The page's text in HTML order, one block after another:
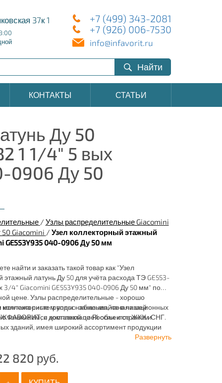
37к 1
+7 (499) 343-2081
+7 (926) 006-7530
info@infavorit.ru
Найти
КОНТАКТЫ СТАТЬИ
Ду 50
1 1/4" 5 вых
0906 Ду 50
/ Узлы распределительные Giacomini
Giacomini / Узел коллекторный этажный
GE553Y935 040-0906 Ду 50 мм
найти и заказать такой товар как "Узел
этажный латунь Ду 50 для учёта расхода ТЭ GE553-
3/4" Giacomini GE553Y935 040-0906 Ду 50 мм" по
цене. Узлы распределительные - хорошо
монтажа систем водоснабжения, канализационных
занимаемся комплектацией объектов ЖКХ и
зданий, имея широкий ассортимент продукции
коллекторные группы - заказывайте в нашей
с доставкой по России и странам СНГ.
Развернуть
820 руб.